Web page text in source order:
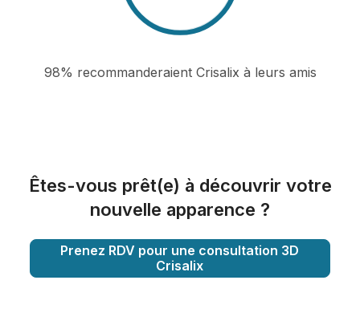
98% recommanderaient Crisalix à leurs amis
Êtes-vous prêt(e) à découvrir votre
nouvelle apparence ?
Prenez RDV pour une consultation 3D
Crisalix